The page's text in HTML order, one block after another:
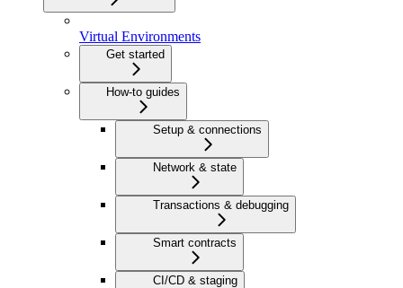
Virtual Environments
Get started
How-to guides
Setup & connections
Network & state
Transactions & debugging
Smart contracts
CI/CD & staging